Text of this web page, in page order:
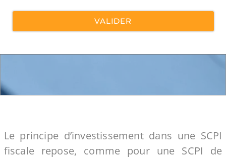
Le principe d’investissement dans une SCPI
fiscale repose, comme pour une SCPI de